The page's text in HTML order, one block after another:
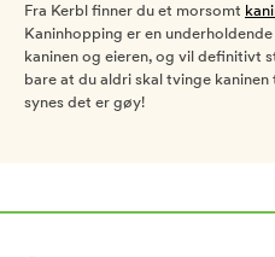
Fra Kerbl finner du et morsomt
Kaninhopping er en
kaninen og eieren, og vil definitivt
bare at du aldri skal tvinge
synes det er gøy!